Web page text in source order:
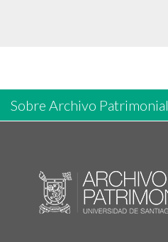
Sobre Archivo Patrimonial